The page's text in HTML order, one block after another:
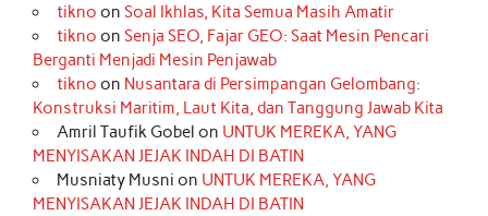
b
o
k
a
r
a
m
o
k
e
r
e
s
t
e
d
I
n
t
r
u
e
tikno on Soal Ikhlas, Kita Semua Masih Amatir
tikno on Senja SEO, Fajar GEO: Saat Mesin Pencari
Berganti Menjadi Mesin Penjawab
tikno on Nusantara di Persimpangan Gelombang:
Konstruksi Maritim, Laut Kita, dan Tanggung Jawab Kita
Amril Taufik Gobel on UNTUK MEREKA, YANG
MENYISAKAN JEJAK INDAH DI BATIN
Musniaty Musni on UNTUK MEREKA, YANG
MENYISAKAN JEJAK INDAH DI BATIN